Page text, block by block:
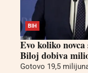
BIH
Evo koliko
Biloj dobiva
Gotovo 19,5